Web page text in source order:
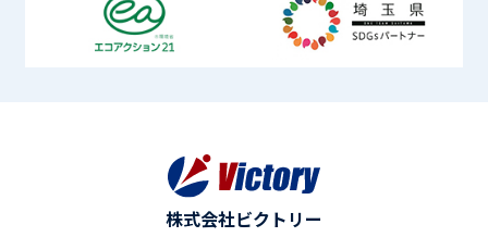
株式会社ビクトリー